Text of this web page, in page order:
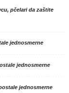
pčelari da zaštite
jednosmerne
jednosmerne
jednosmerne